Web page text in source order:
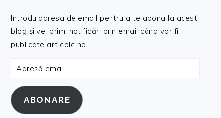
Introdu adresa de email pentru a te abona la acest
blog și vei primi notificări prin email când vor fi
publicate articole noi.
Adresă
ABONARE